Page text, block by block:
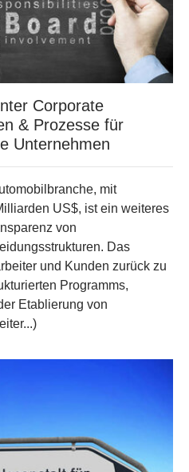
Corporate
& Prozesse für
Unternehmen
mit
US$, ist ein weiteres
von
Das
und Kunden zurück zu
Programms,
Etablierung von